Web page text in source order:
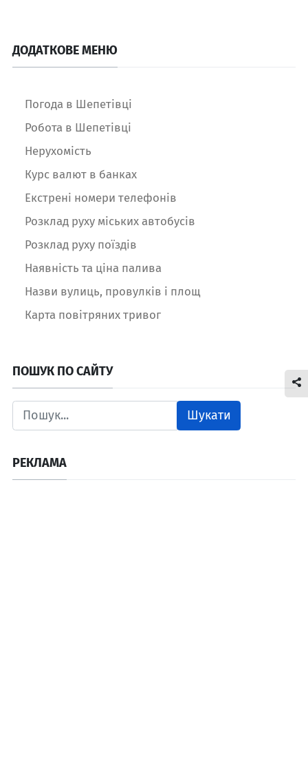
ДОДАТКОВЕ МЕНЮ
Погода в Шепетівці
Робота в Шепетівці
Нерухомість
Курс валют в банках
Екстрені номери телефонів
Розклад руху міських автобусів
Розклад руху поїздів
Наявність та ціна палива
Назви вулиць, провулків і площ
Карта повітряних тривог
ПОШУК ПО САЙТУ
Шукати
РЕКЛАМА